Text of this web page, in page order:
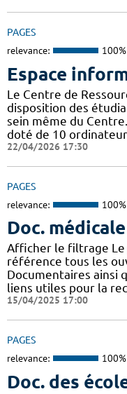
PAGES
relevance: 100%
Espace
Le Centre de
disposition des
sein même du
doté de 10
22/04/2026 17:30
PAGES
relevance: 100%
Doc.
Afficher le filtrage
référence tous les
Documentaires ainsi
liens utiles pour la
15/04/2025 17:00
PAGES
relevance: 100%
Doc. des